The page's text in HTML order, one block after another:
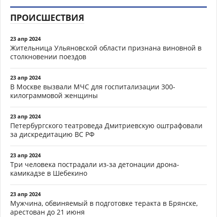
ПРОИСШЕСТВИЯ
23 апр 2024
Жительница Ульяновской области признана виновной в
столкновении поездов
23 апр 2024
В Москве вызвали МЧС для госпитализации 300-
килограммовой женщины
23 апр 2024
Петербургского театроведа Дмитриевскую оштрафовали
за дискредитацию ВС РФ
23 апр 2024
Три человека пострадали из-за детонации дрона-
камикадзе в Шебекино
23 апр 2024
Мужчина, обвиняемый в подготовке теракта в Брянске,
арестован до 21 июня